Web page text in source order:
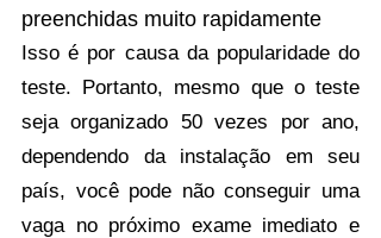
preenchidas muito rapidamente
Isso é por causa da popularidade do
teste. Portanto, mesmo que o teste
seja organizado 50 vezes por ano,
dependendo da instalação em seu
país, você pode não conseguir uma
vaga no próximo exame imediato e